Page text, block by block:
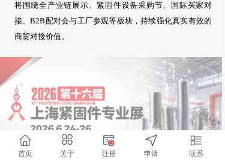
将围绕全产业链展示、紧固件设备采购节、国际买家对
接、B2B配对会与工厂参观等板块，持续强化真实有效的
商贸对接价值。
首页 关于 联系
注册 申请